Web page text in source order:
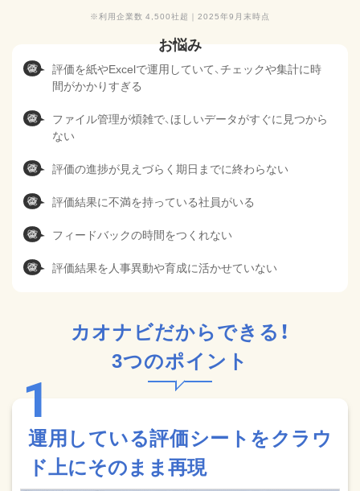
利用企業数 4,500社超｜2025年9月末時点
評価を紙やExcelで運用していて、チェックや集計に時
間がかかりすぎる
ファイル管理が煩雑で、ほしいデータがすぐに見つから
ない
評価の進捗が見えづらく期日までに終わらない
評価結果に不満を持っている社員がいる
フィードバックの時間をつくれない
評価結果を人事異動や育成に活かせていない
カオナビだからできる！
3つのポイント
運用している評価シートをクラウ
ド上にそのまま再現